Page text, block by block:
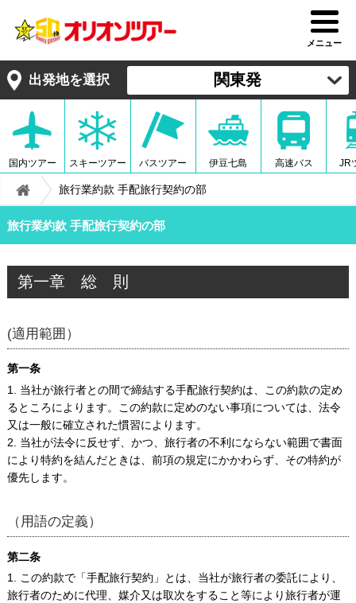
メニュー
出発地を選択 関東発
国内ツアー スキーツアー バスツアー 伊豆七島 高速バス JR
旅行業約款 手配旅行契約の部
旅行業約款 手配旅行契約の部
第一章 総 則
(適用範囲）
第一条
1. 当社が旅行者との間で締結する手配旅行契約は、この約款の定め
るところによります。この約款に定めのない事項については、法令
又は一般に確立された慣習によります。
2. 当社が法令に反せず、かつ、旅行者の不利にならない範囲で書面
により特約を結んだときは、前項の規定にかかわらず、その特約が
優先します。
（用語の定義）
第二条
1. この約款で「手配旅行契約」とは、当社が旅行者の委託により、
旅行者のために代理、媒介又は取次をすること等により旅行者が運